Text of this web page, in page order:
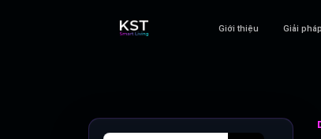
Giới thiệu Giải pháp